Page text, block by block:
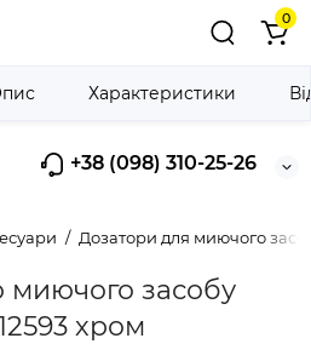
+38 (098) 310-25-26
0
Дозатори для миючого
миючого засобу
хром
Характеристики